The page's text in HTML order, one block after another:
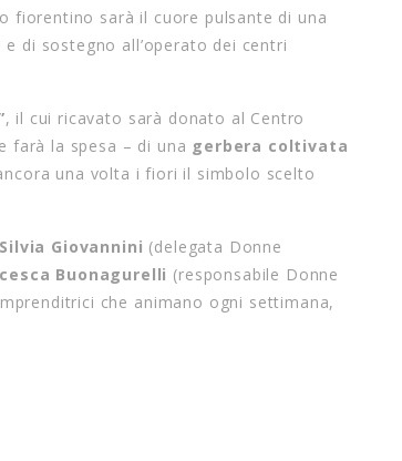
fiorentino sarà il cuore pulsante di una
di sostegno all’operato dei centri
, il cui ricavato sarà donato al Centro
farà la spesa – di una gerbera coltivata
una volta i fiori il simbolo scelto
Silvia Giovannini (delegata Donne
Buonagurelli (responsabile Donne
che animano ogni settimana,